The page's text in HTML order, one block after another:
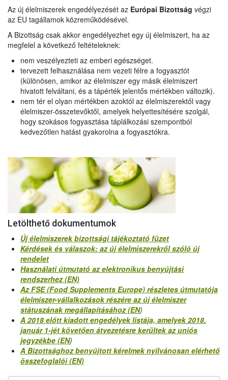
Az új élelmiszerek engedélyezését az Európai Bizottság végzi
az EU tagállamok közreműködésével.
A Bizottság csak akkor engedélyezhet egy új élelmiszert, ha az
megfelel a következő feltételeknek:
nem veszélyezteti az emberi egészséget.
tervezett felhasználása nem vezeti félre a fogyasztót
(különösen, amikor az élelmiszer egy másik élelmiszert
hivatott felváltani, és a tápérték jelentős mértékben változik).
nem tér el olyan mértékben azoktól az élelmiszerektől vagy
élelmiszer-összetevőktől, amelyek helyettesítésére szolgál,
hogy szokásos fogyasztása táplálkozási szempontból
kedvezőtlen hatást gyakorolna a fogyasztókra.
Letölthető dokumentumok
Új élelmiszerek bizottsági tájékoztató füzet
Kérdések és válaszok: az új élelmiszerekről szóló új
rendelet
Használati útmutató az elektronikus benyújtási
rendszerhez (EN)
Az FSE (Food Supplements Europe) részletes útmutatója
élelmiszer-vállalkozások részére az új élelmiszer
státuszának megállapításához (EN)
A 2018 előtt kiadott engedélyek listája, amelyek 2018.
január 1-jét követően átvezetésre kerültek az uniós
jegyzékbe (EN)
A Bizottsághoz benyújtott kérelmek nyilvánosan elérhető
összefoglalói (EN)